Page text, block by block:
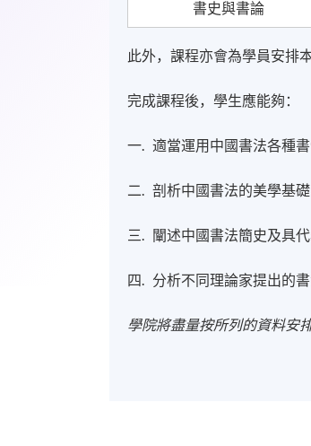
書史與書論
此外，課程亦會為學員安排
完成課程後，學生應能夠：
一. 適當運用中國書法各種書
二. 剖析中國書法的美學基礎
三. 闡述中國書法簡史及具
四. 分析不同理論家提出的書
學院將盡量按所列的資料安